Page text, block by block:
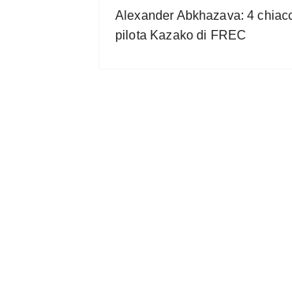
Alexander Abkhazava: 4
pilota Kazako di FREC